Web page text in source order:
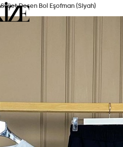
Silüet Desen Bol Eşofman (Siyah)